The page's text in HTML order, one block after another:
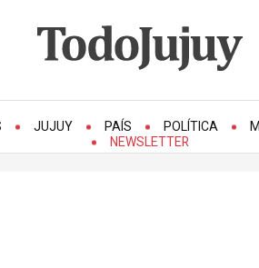
JUJUY PAÍS POLÍTICA
NEWSLETTER